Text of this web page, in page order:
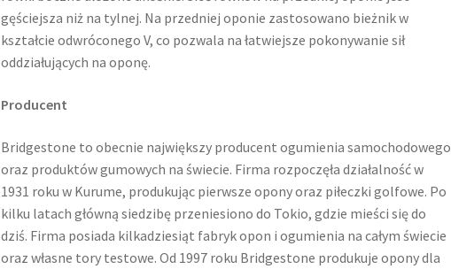
gęściejsza niż na tylnej. Na przedniej oponie zastosowano bieżnik w
kształcie odwróconego V, co pozwala na łatwiejsze pokonywanie sił
oddziałujących na oponę.
Producent
Bridgestone to obecnie największy producent ogumienia samochodowego
oraz produktów gumowych na świecie. Firma rozpoczęła działalność w
1931 roku w Kurume, produkując pierwsze opony oraz piłeczki golfowe. Po
kilku latach główną siedzibę przeniesiono do Tokio, gdzie mieści się do
dziś. Firma posiada kilkadziesiąt fabryk opon i ogumienia na całym świecie
oraz własne tory testowe. Od 1997 roku Bridgestone produkuje opony dla